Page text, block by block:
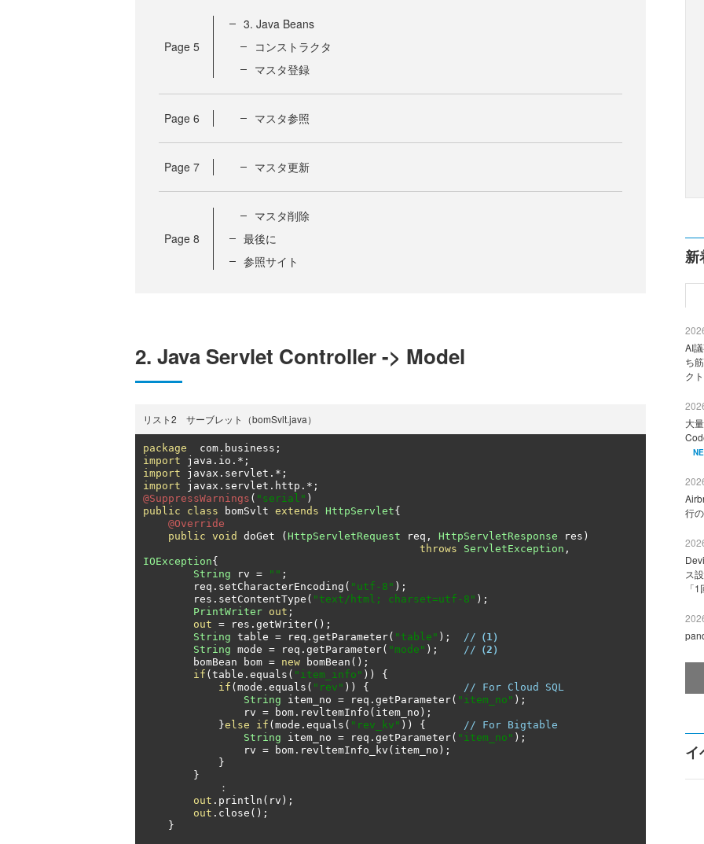
Page 5
3. Java Beans
コンストラクタ
マスタ登録
Page 6 マスタ参照
Page 7 マスタ更新
Page 8
マスタ削除
最後に
参照サイト
2. Java Servlet Controller -> Model
リスト2 サーブレット（bomSvlt.java）
package
  com
. business ;
import java . io .*;
import javax . servlet .*;
import javax . servlet . http .*;
@SuppressWarnings ( "serial" )
public
class bomSvlt extends HttpServlet{
@Override
public void doGet ( HttpServletRequest req , HttpServletResponse res )
throws
ServletException ,
IOException{
String rv = "" ;
        req
. setCharacterEncoding ( "utf-8" );
        res
. setContentType ( "text/html; charset=utf-8" );
PrintWriter out ;
out = res . getWriter();
String table = req . getParameter( "table" ); // （1）
String mode = req . getParameter( "mode" ); // （2）
        bomBean bom
= new bomBean ();
if ( table . equals ( "item_info" ))
{
if ( mode . equals ( "rev" )) {
// For Cloud SQL
String item_no = req . getParameter( "item_no" );
                rv
= bom . revltemInfo ( item_no );
}else if ( mode . equals ( "rev_kv" )) {
// For Bigtable
String item_no = req . getParameter( "item_no" );
                rv
= bom . revltemInfo_kv ( item_no );
}
}
：
out . println ( rv );
out . close ();
}
新
AI
ち
ク
大
行
ス
「
イ